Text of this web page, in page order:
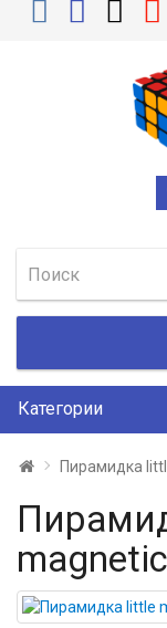
Категории
Пирамидка